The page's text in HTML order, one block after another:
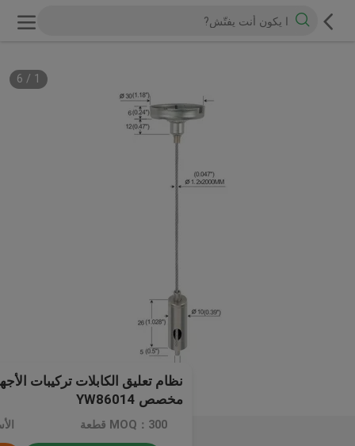
1
/
6
مخصص YW86014
MOQ：300 قطعة